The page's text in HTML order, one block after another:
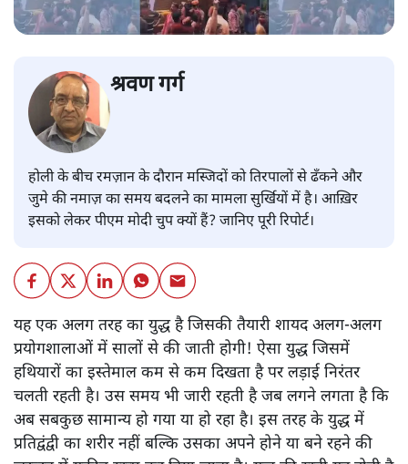
श्रवण गर्ग
होली के बीच रमज़ान के दौरान मस्जिदों को तिरपालों से ढँकने और
जुमे की नमाज़ का समय बदलने का मामला सुर्खियों में है। आख़िर
इसको लेकर पीएम मोदी चुप क्यों हैं? जानिए पूरी रिपोर्ट।
यह एक अलग तरह का युद्ध है जिसकी तैयारी शायद अलग-अलग
प्रयोगशालाओं में सालों से की जाती होगी! ऐसा युद्ध जिसमें
हथियारों का इस्तेमाल कम से कम दिखता है पर लड़ाई निरंतर
चलती रहती है। उस समय भी जारी रहती है जब लगने लगता है कि
अब सबकुछ सामान्य हो गया या हो रहा है। इस तरह के युद्ध में
प्रतिद्वंद्वी का शरीर नहीं बल्कि उसका अपने होने या बने रहने की